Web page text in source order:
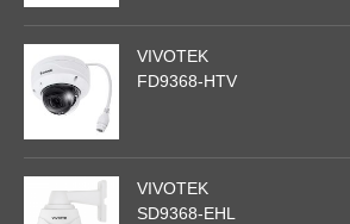
VIVOTEK
FD9368-HTV
VIVOTEK
SD9368-EHL